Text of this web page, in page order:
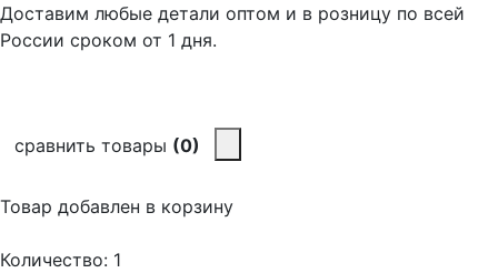
Доставим любые детали оптом и в розницу по всей
России сроком от 1 дня.
сравнить товары (0)
Товар добавлен в корзину
Количество: 1